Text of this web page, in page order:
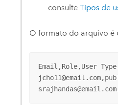
consulteTipos de
O formato do arquivo é
Email,Role,User